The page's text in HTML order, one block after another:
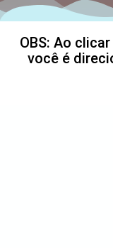
OBS: Ao
você é